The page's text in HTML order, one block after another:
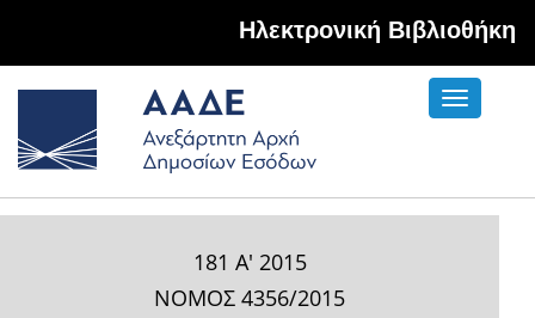
Hλεκτρονική Βιβλιοθήκη
Toggle
181 Α' 2015
ΝΟΜΟΣ 4356/2015